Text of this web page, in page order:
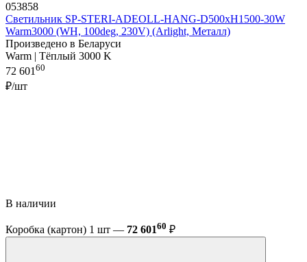
053858
Светильник SP-STERI-ADEOLL-HANG-D500xH1500-30W
Warm3000 (WH, 100deg, 230V) (Arlight, Металл)
Произведено в Беларуси
Warm | Тёплый 3000 K
72 60160
₽/шт
В наличии
Коробка (картон) 1 шт — 72 60160 ₽